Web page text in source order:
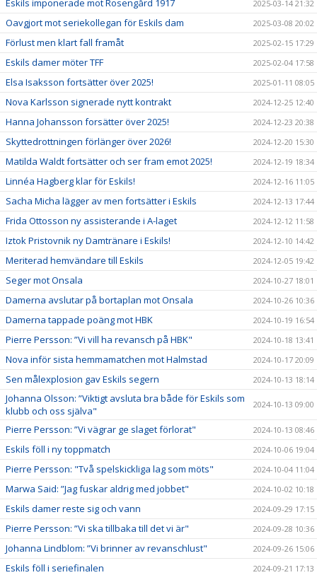
Eskils imponerade mot Rosengård 1917 2025-03-14 21:32
Oavgjort mot seriekollegan för Eskils dam 2025-03-08 20:02
Förlust men klart fall framåt 2025-02-15 17:29
Eskils damer möter TFF 2025-02-04 17:58
Elsa Isaksson fortsätter över 2025! 2025-01-11 08:05
Nova Karlsson signerade nytt kontrakt 2024-12-25 12:40
Hanna Johansson forsätter över 2025! 2024-12-23 20:38
Skyttedrottningen förlänger över 2026! 2024-12-20 15:30
Matilda Waldt fortsätter och ser fram emot 2025! 2024-12-19 18:34
Linnéa Hagberg klar för Eskils! 2024-12-16 11:05
Sacha Micha lägger av men fortsätter i Eskils 2024-12-13 17:44
Frida Ottosson ny assisterande i A-laget 2024-12-12 11:58
Iztok Pristovnik ny Damtränare i Eskils! 2024-12-10 14:42
Meriterad hemvändare till Eskils 2024-12-05 19:42
Seger mot Onsala 2024-10-27 18:01
Damerna avslutar på bortaplan mot Onsala 2024-10-26 10:36
Damerna tappade poäng mot HBK 2024-10-19 16:54
Pierre Persson: ”Vi vill ha revansch på HBK" 2024-10-18 13:41
Nova inför sista hemmamatchen mot Halmstad 2024-10-17 20:09
Sen målexplosion gav Eskils segern 2024-10-13 18:14
Johanna Olsson: ”Viktigt avsluta bra både för Eskils som
klubb och oss själva"
2024-10-13 09:00
Pierre Persson: ”Vi vägrar ge slaget förlorat" 2024-10-13 08:46
Eskils föll i ny toppmatch 2024-10-06 19:04
Pierre Persson: "Två spelskickliga lag som möts" 2024-10-04 11:04
Marwa Said: ”Jag fuskar aldrig med jobbet" 2024-10-02 10:18
Eskils damer reste sig och vann 2024-09-29 17:15
Pierre Persson: ”Vi ska tillbaka till det vi är" 2024-09-28 10:36
Johanna Lindblom: ”Vi brinner av revanschlust" 2024-09-26 15:06
Eskils föll i seriefinalen 2024-09-21 17:13